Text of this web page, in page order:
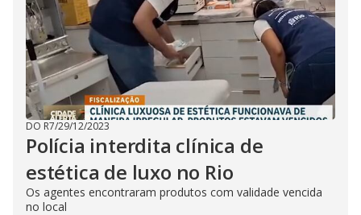
DO R7/29/12/2023
Polícia interdita clínica de
estética de luxo no Rio
Os agentes encontraram produtos com validade vencida
no local